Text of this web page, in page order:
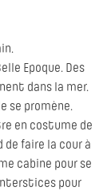
Epoque. Des
dans la mer.
se promène.
en costume de
faire la cour à
cabine pour se
pour